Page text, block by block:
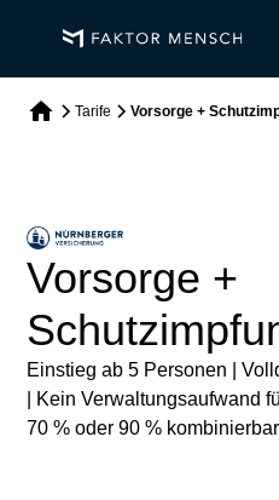
Tarife Vorsorge +
Vorsorge +
Einstieg ab 5 Personen |
| Kein Verwaltungsaufwand
70 % oder 90 %